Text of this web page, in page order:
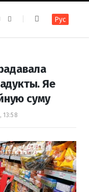
e
k
t
a
m
Рус
Яе
суму
13:58